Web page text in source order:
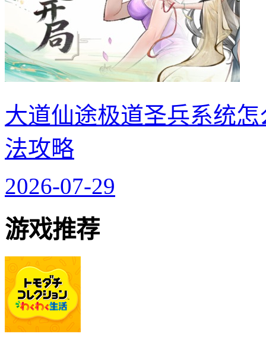
大道仙途极道圣兵系统
法攻略
2026-07-29
游戏推荐